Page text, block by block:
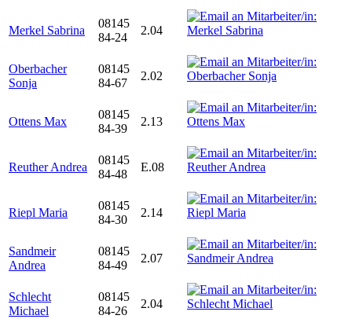
Merkel Sabrina
08145
84-24
2.04
Oberbacher
Sonja
08145
84-67
2.02
Ottens Max
08145
84-39
2.13
Reuther Andrea
08145
84-48
E.08
Riepl Maria
08145
84-30
2.14
Sandmeir
Andrea
08145
84-49
2.07
Schlecht
Michael
08145
84-26
2.04